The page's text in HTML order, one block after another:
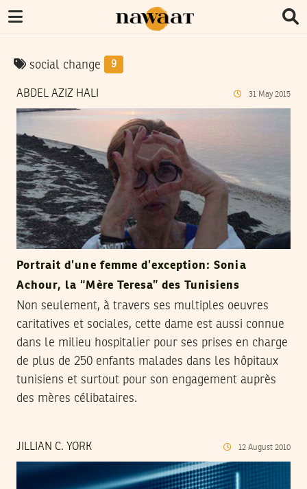
social change 9
ABDEL AZIZ HALI 31 May 2015
Portrait d’une femme d’exception: Sonia
Achour, la “Mère Teresa” des Tunisiens
Non seulement, à travers ses multiples oeuvres
caritatives et sociales, cette dame est aussi connue
dans le milieu hospitalier pour ses prises en charge
de plus de 250 enfants malades dans les hôpitaux
tunisiens et surtout pour son engagement auprès
des mères célibataires.
JILLIAN C. YORK 12 August 2010